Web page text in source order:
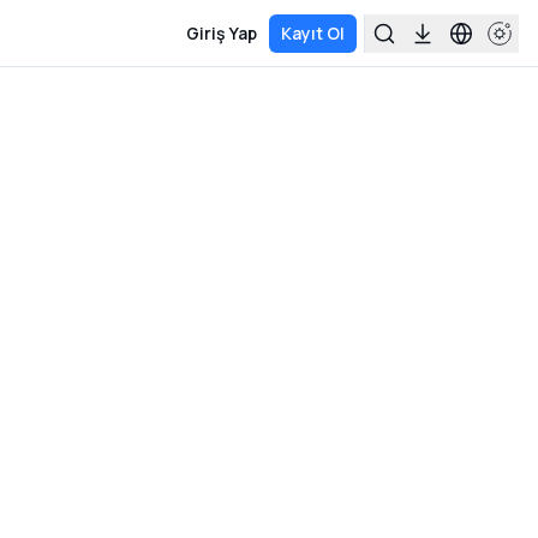
Giriş Yap Kayıt Ol